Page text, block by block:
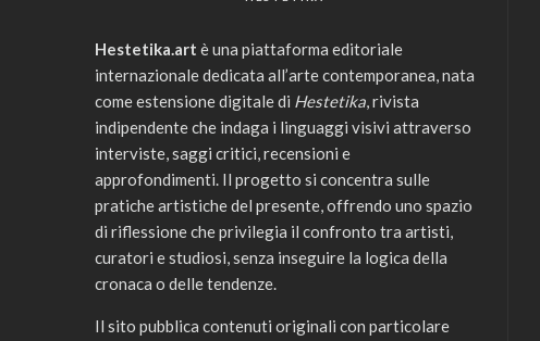
Hestetika.art è una piattaforma editoriale
internazionale dedicata all’arte contemporanea, nata
come estensione digitale di Hestetika, rivista
indipendente che indaga i linguaggi visivi attraverso
interviste, saggi critici, recensioni e
approfondimenti. Il progetto si concentra sulle
pratiche artistiche del presente, offrendo uno spazio
di riflessione che privilegia il confronto tra artisti,
curatori e studiosi, senza inseguire la logica della
cronaca o delle tendenze.
Il sito pubblica contenuti originali con particolare